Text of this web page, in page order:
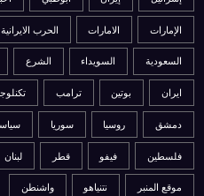
الإمارات الامارات الحرب الايرانية
السعودية السويداء الشرع
ايران بوتين ترامب
دمشق روسيا سوريا
فلسطين فيفو قطر لبنان
موقع المنبر نتنياهو واشنطن